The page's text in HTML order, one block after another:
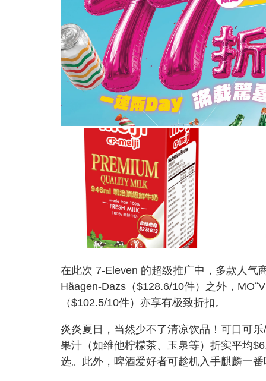
在此次 7-Eleven 的超级推广中，多款人气
Häagen-Dazs（$128.6/10件）之外，
（$102.5/10件）亦享有极致折扣。
炎炎夏日，当然少不了清凉饮品！可口可
果汁（如维他柠檬茶、玉泉等）折实平均
选。此外，啤酒爱好者可趁机入手麒麟一